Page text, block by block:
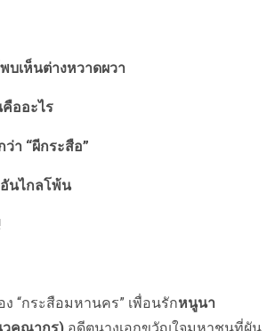
บเห็นต่างหวาดผวา
ออะไร
า “ผีกระสือ”
นไกลโพ้น
“กระสือมหานคร” เพื่อนรักหนูนา